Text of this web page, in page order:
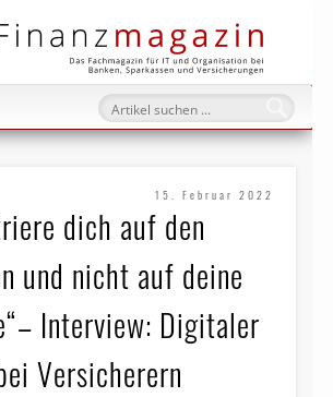
15. Februar 2022
dich auf den
und nicht auf deine
Interview: Digitaler
Versicherern